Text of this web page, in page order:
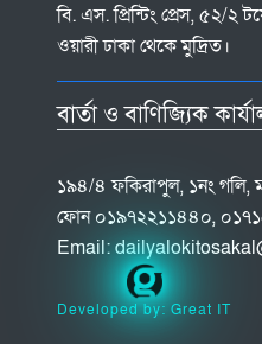
বি. এস. প্রিন্টিং প্রেস, ৫২/২
ওয়ারী ঢাকা থেকে মুদ্রিত।
বার্তা ও বাণিজ্যিক
১৯৪/৪ ফকিরাপুল, ১নং গলি,
ফোন ০১৯৭২২১১৪৪০,
Email:
Developed by: Great IT